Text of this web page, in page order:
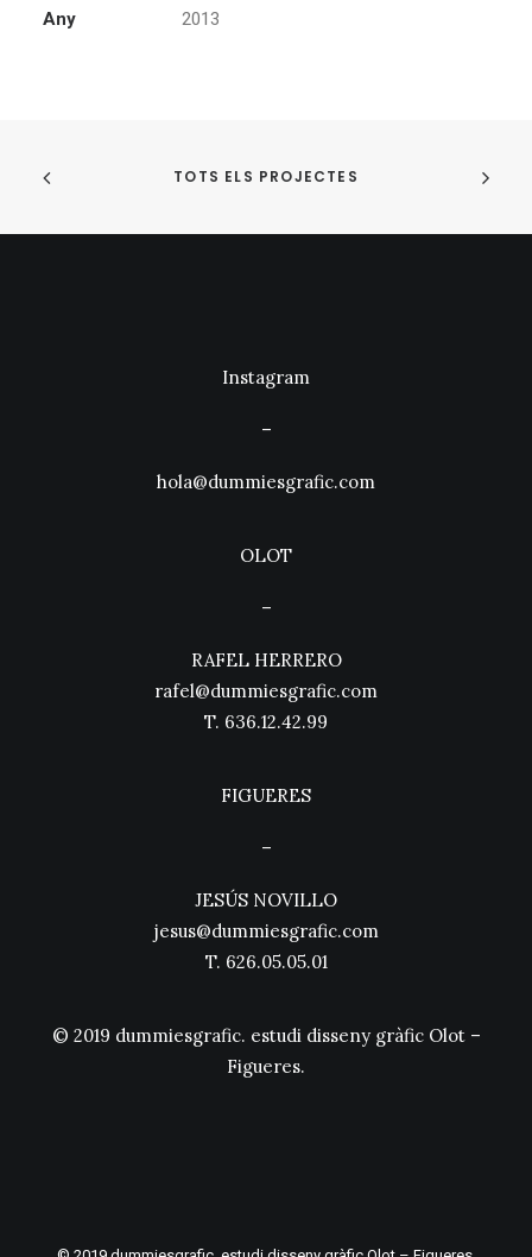
Any
2013
TOTS ELS PROJECTES
© 2019 dummiesgrafic. estudi disseny gràfic Olot –
Figueres.
Instagram
–
hola@dummiesgrafic.com
OLOT
–
RAFEL HERRERO
rafel@dummiesgrafic.com
T. 636.12.42.99
FIGUERES
–
JESÚS NOVILLO
jesus@dummiesgrafic.com
T. 626.05.05.01